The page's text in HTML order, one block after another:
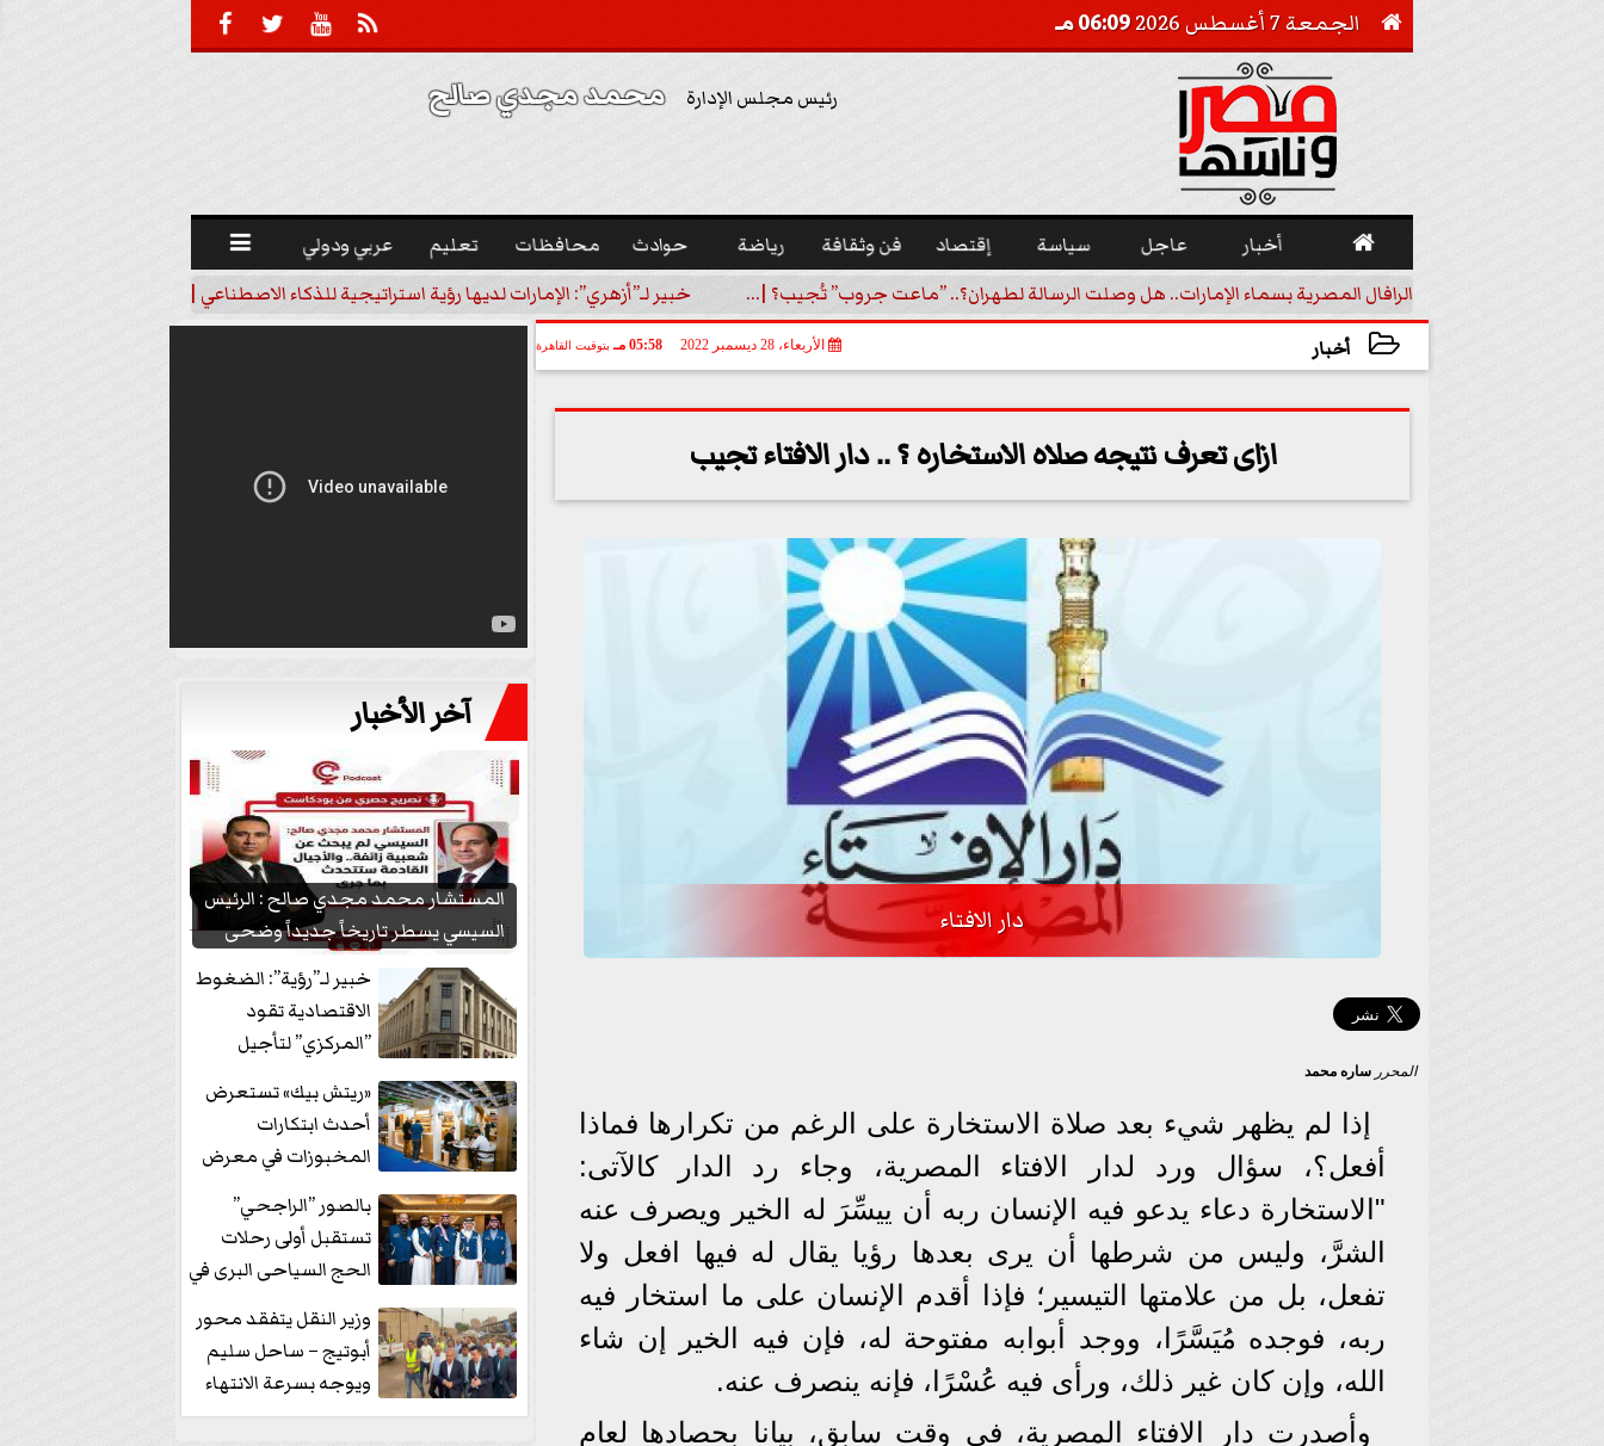
  

 الجمعة 7 أغسطس 2026 06:09 مـ
رئيس مجلس الإدارة محمد مجدي صالح
 أخبار عاجل سياسة إقتصاد فن وثقافة رياضة حوادث محافظات تعليم عربي ودولي 
الرافال المصرية بسماء الإمارات.. هل وصلت الرسالة لطهران؟.. ”ماعت جروب” تُجيب؟ |... خبير لـ”أزهري”: الإمارات لديها رؤية استراتيجية للذكاء الاصطناعي | فيديو
أخبار الأربعاء، 28 ديسمبر 2022 05:58 مـ بتوقيت القاهرة
ازاى تعرف نتيجه صلاه الاستخاره ؟ .. دار الافتاء تجيب
دار الافتاء
المحرر ساره محمد
إذا لم يظهر شيء بعد صلاة
الاستخارة على الرغم من تكرارها فماذا
أفعل؟، سؤال ورد لدار الافتاء المصرية، وجاء رد الدار كالآتى:
"الاستخارة دعاء يدعو فيه الإنسان ربه أن ييسِّرَ له الخير ويصرف عنه
الشرَّ، وليس من شرطها أن يرى بعدها رؤيا يقال له فيها افعل ولا
تفعل، بل من علامتها التيسير؛ فإذا أقدم الإنسان على ما استخار فيه
ربه، فوجده مُيَسَّرًا، ووجد أبوابه مفتوحة له، فإن فيه الخير إن شاء
الله، وإن كان غير ذلك، ورأى فيه عُسْرًا، فإنه ينصرف عنه.
وأصدرت دار الافتاء المصرية، في وقت سابق، بيانا بحصادها لعام
آخر الأخبار
المستشار محمد مجدي صالح : الرئيس
السيسي يسطر تاريخاً جديداً وضحى
بشعبيته...
خبير لـ”رؤية”: الضغوط
الاقتصادية تقود
”المركزي” لتأجيل
«ريتش بيك» تستعرض
أحدث ابتكارات
المخبوزات في معرض
منتجات...
بالصور ”الراجحي”
تستقبل أولى رحلات
الحج السياحى البرى في
وزير النقل يتفقد محور
أبوتيج – ساحل سليم
ويوجه بسرعة الانتهاء
من...